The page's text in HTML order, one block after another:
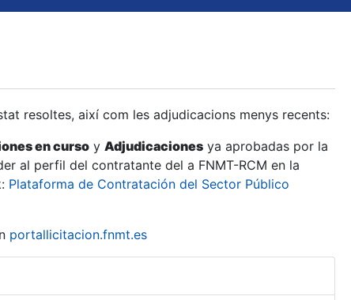
resoltes, així com les adjudicacions menys recents:
en curso y Adjudicaciones ya aprobadas por la
al perfil del contratante del a FNMT-RCM en la
Plataforma de Contratación del Sector Público
portallicitacion.fnmt.es